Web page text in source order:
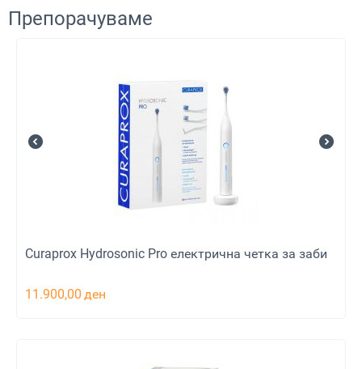
Препорачуваме
Curaprox Hydrosonic Pro електрична четка за заби
11.900,00 ден